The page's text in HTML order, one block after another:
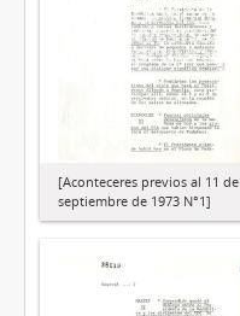
[Aconteceres previos al 11 de
septiembre de 1973 N°1]